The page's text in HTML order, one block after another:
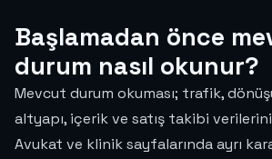
Başlamadan önce
durum nasıl okunur?
Mevcut durum okuması; trafik,
altyapı, içerik ve satış takibi
Avukat ve klinik sayfalarında ayrı